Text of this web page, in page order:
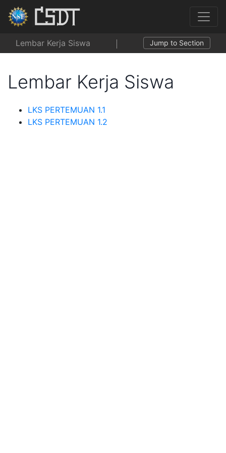
Lembar Kerja Siswa Jump to Section
Lembar Kerja Siswa
LKS PERTEMUAN 1.1
LKS PERTEMUAN 1.2